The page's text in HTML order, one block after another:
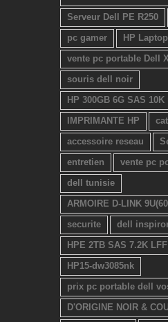
Serveur Dell PE R250
pc gamer
HP
vente pc portable Dell
souris dell noir
HP 300GB 6G SAS
IMPRIMANTE HP
accessoire reseau
entretien
vente pc
dell tunisie
ARMOIRE D-LINK
securite
dell
HPE 2TB SAS 7.2K
HP15-dw3085nk
prix pc portable dell
D'ORIGINE NOIR &